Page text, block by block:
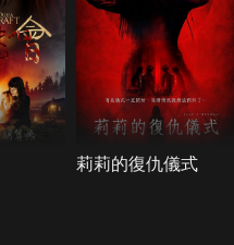
莉莉的復仇儀式